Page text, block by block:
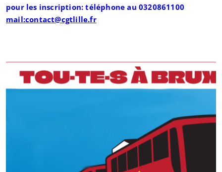
pour les inscription: téléphone au 0320861100
mail:contact@cgtlille.fr